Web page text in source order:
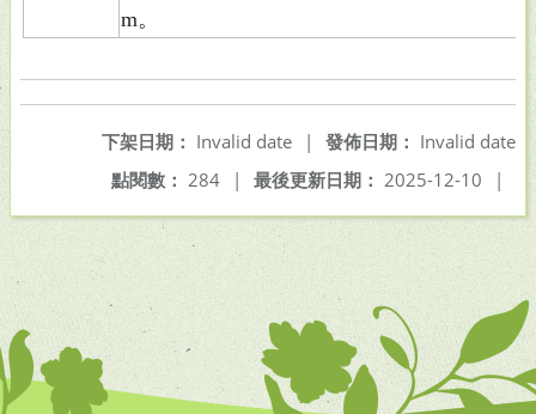
m。
發佈日期： Invalid date
下架日期： Invalid date
|
最後更新日期： 2025-12-10 |
點閱數： 284 |